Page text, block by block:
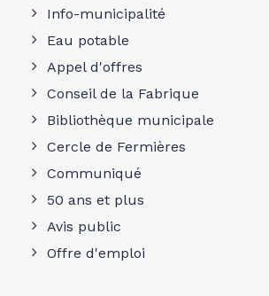
Info-municipalité
Eau potable
Appel d'offres
Conseil de la Fabrique
Bibliothèque municipale
Cercle de Fermières
Communiqué
50 ans et plus
Avis public
Offre d'emploi